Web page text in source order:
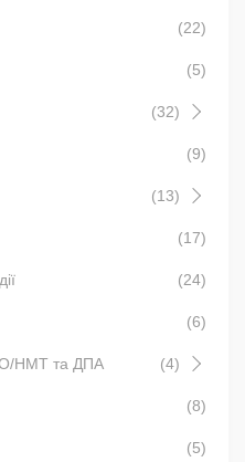
(22)
(5)
(32)
(9)
(13)
(17)
(24)
(6)
НМТ та ДПА (4)
(8)
(5)